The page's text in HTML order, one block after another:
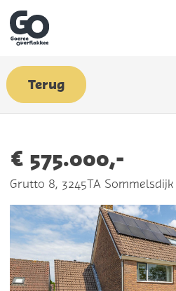
Terug
€ 575.000,-
Grutto 8, 3245TA Sommelsdijk